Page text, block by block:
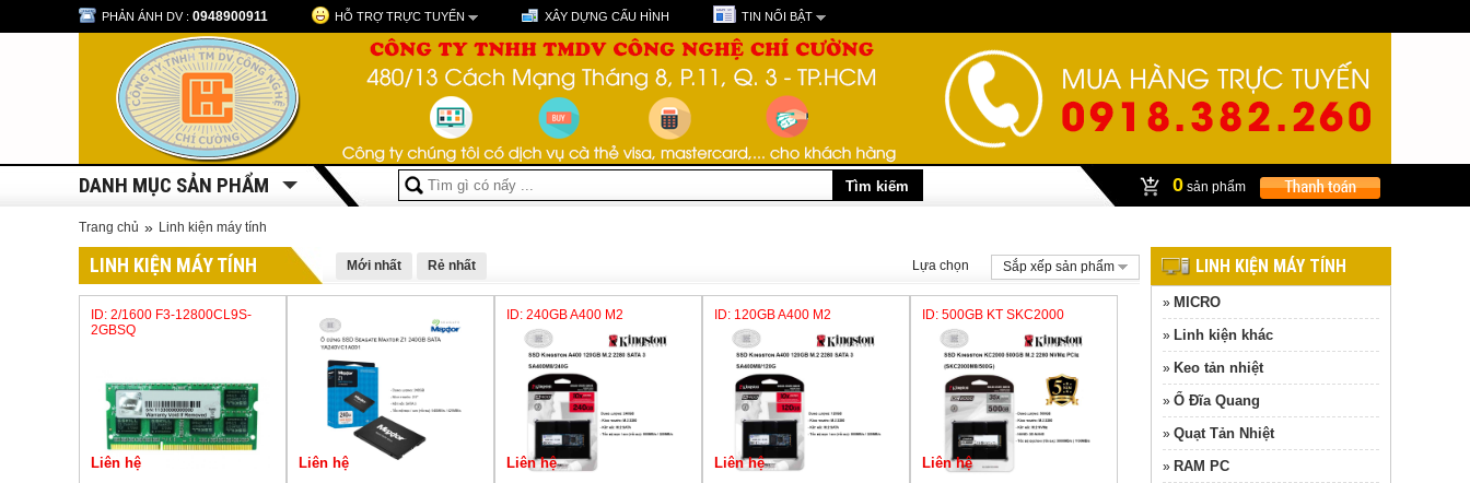
PHẢN ÁNH DV : 0948900911 HỖ TRỢ TRỰC TUYẾN XÂY DỰNG CẤU HÌNH TIN NỔI BẬT
DANH MỤC SẢN PHẨM 0 sản phẩm
Trang chủ » Linh kiện máy tính
LINH KIỆN MÁY TÍNH Mới nhất Rẻ nhất Sắp xếp sản phẩm
Lựa chọn
ID: 2/1600 F3-12800CL9S-
2GBSQ
Liên hệ Liên hệ
ID: 240GB A400 M2
Liên hệ
ID: 120GB A400 M2
Liên hệ
ID: 500GB KT SKC2000
Liên hệ
LINH KIỆN MÁY TÍNH
» MICRO
» Linh kiện khác
» Keo tản nhiệt
» Ổ Đĩa Quang
» Quạt Tản Nhiệt
» RAM PC